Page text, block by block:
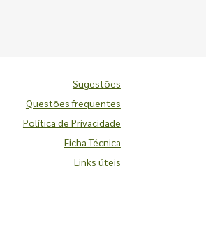
Sugestões
Questões frequentes
Política de Privacidade
Ficha Técnica
Links úteis